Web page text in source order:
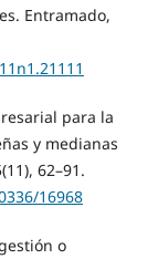
Entramado,
para la
y medianas
62–91.
16968
o